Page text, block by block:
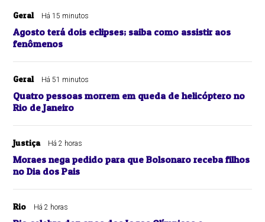
Geral Há 15 minutos
Agosto terá dois eclipses; saiba como assistir aos
fenômenos
Geral Há 51 minutos
Quatro pessoas morrem em queda de helicóptero no
Rio de Janeiro
Justiça Há 2 horas
Moraes nega pedido para que Bolsonaro receba filhos
no Dia dos Pais
Rio Há 2 horas